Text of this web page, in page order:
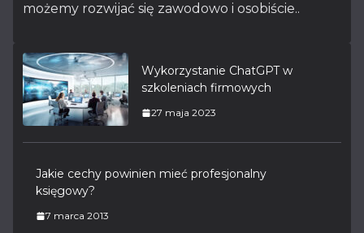
możemy rozwijać się zawodowo i osobiście..
Wykorzystanie ChatGPT w
szkoleniach firmowych
27 maja 2023
Jakie cechy powinien mieć profesjonalny
księgowy?
7 marca 2013